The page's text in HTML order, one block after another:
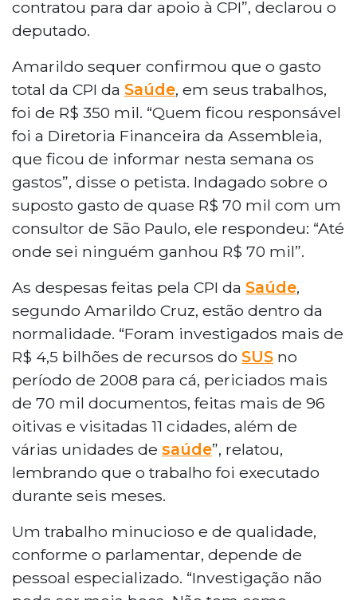
contratou para dar apoio à CPI”, declarou o
deputado.
Amarildo sequer confirmou que o gasto
total da CPI da Saúde, em seus trabalhos,
foi de R$ 350 mil. “Quem ficou responsável
foi a Diretoria Financeira da Assembleia,
que ficou de informar nesta semana os
gastos”, disse o petista. Indagado sobre o
suposto gasto de quase R$ 70 mil com um
consultor de São Paulo, ele respondeu: “Até
onde sei ninguém ganhou R$ 70 mil”.
As despesas feitas pela CPI da Saúde,
segundo Amarildo Cruz, estão dentro da
normalidade. “Foram investigados mais de
R$ 4,5 bilhões de recursos do SUS no
período de 2008 para cá, periciados mais
de 70 mil documentos, feitas mais de 96
oitivas e visitadas 11 cidades, além de
várias unidades de saúde”, relatou,
lembrando que o trabalho foi executado
durante seis meses.
Um trabalho minucioso e de qualidade,
conforme o parlamentar, depende de
pessoal especializado. “Investigação não